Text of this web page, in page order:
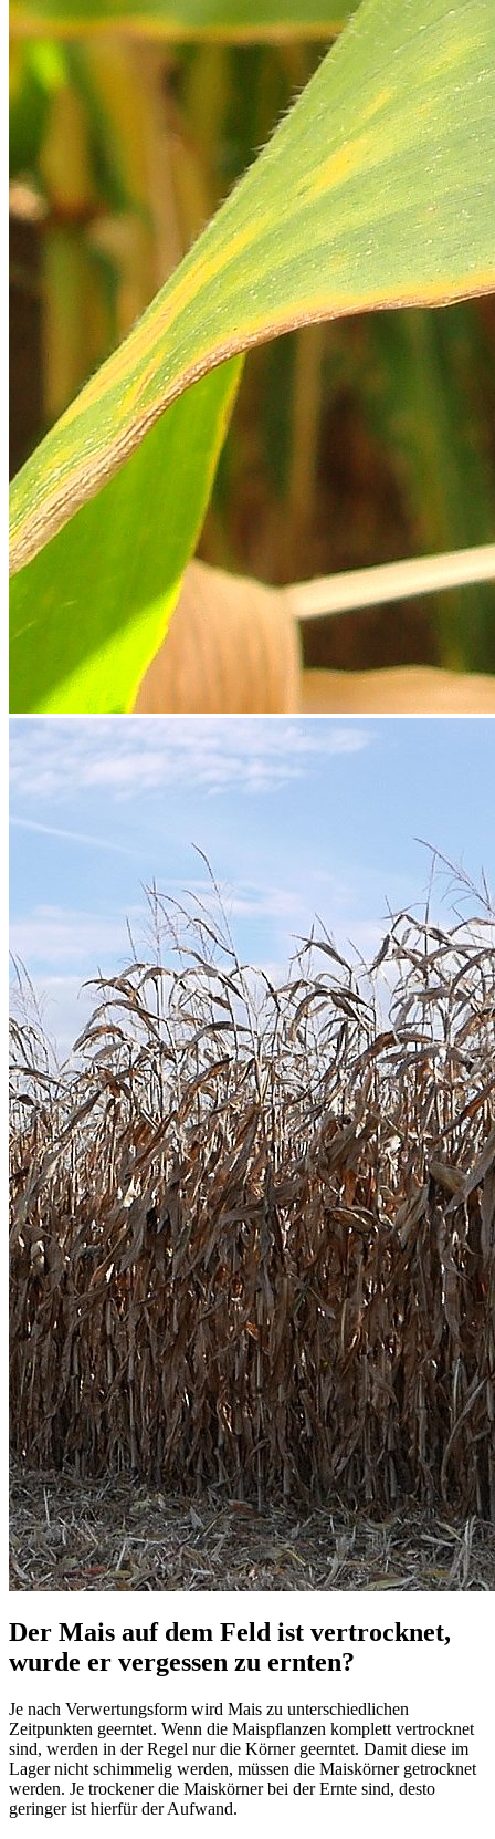
Der Mais auf dem Feld ist vertrocknet,
wurde er vergessen zu ernten?
Je nach Verwertungsform wird Mais zu unterschiedlichen
Zeitpunkten geerntet. Wenn die Maispflanzen komplett vertrocknet
sind, werden in der Regel nur die Körner geerntet. Damit diese im
Lager nicht schimmelig werden, müssen die Maiskörner getrocknet
werden. Je trockener die Maiskörner bei der Ernte sind, desto
geringer ist hierfür der Aufwand.